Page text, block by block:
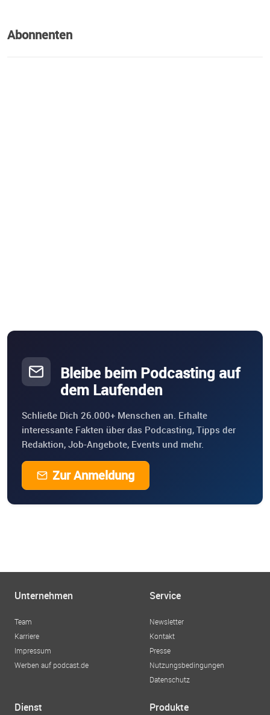
Abonnenten
Bleibe beim Podcasting auf
dem Laufenden
Schließe Dich 26.000+ Menschen an. Erhalte
interessante Fakten über das Podcasting, Tipps der
Redaktion, Job-Angebote, Events und mehr.
Zur Anmeldung
Unternehmen
Team
Karriere
Impressum
Werben auf podcast.de
Service
Newsletter
Kontakt
Presse
Nutzungsbedingungen
Datenschutz
Dienst Produkte